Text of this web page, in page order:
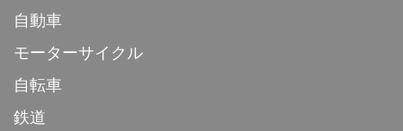
自動車
モーターサイクル
自転車
鉄道